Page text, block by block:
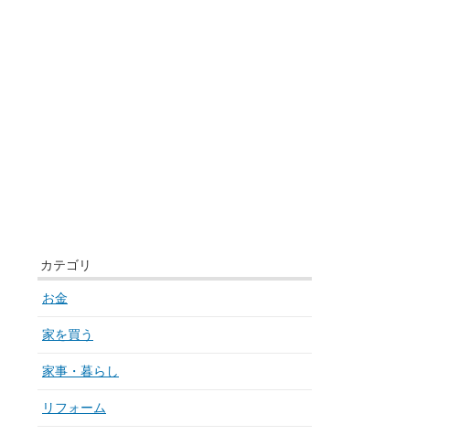
カテゴリ
お金
家を買う
家事・暮らし
リフォーム